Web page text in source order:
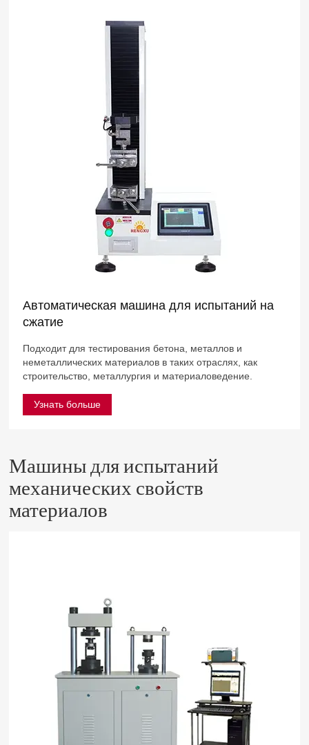
Автоматическая машина для испытаний на
сжатие
Подходит для тестирования бетона, металлов и
неметаллических материалов в таких отраслях, как
строительство, металлургия и материаловедение.
Узнать больше
Машины для испытаний
механических свойств
материалов